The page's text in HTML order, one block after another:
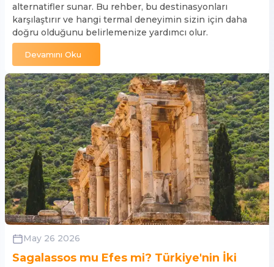
alternatifler sunar. Bu rehber, bu destinasyonları
karşılaştırır ve hangi termal deneyimin sizin için daha
doğru olduğunu belirlemenize yardımcı olur.
Devamını Oku
May 26 2026
Sagalassos mu Efes mi? Türkiye'nin İki